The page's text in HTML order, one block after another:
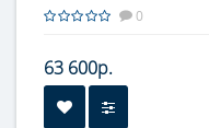
пинпойнтером Pro-Pointer
0
63 600р.